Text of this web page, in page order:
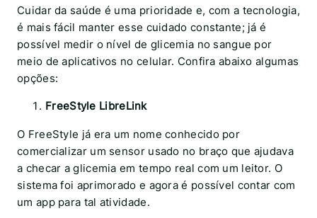
Cuidar da saúde é uma prioridade e, com a tecnologia,
é mais fácil manter esse cuidado constante; já é
possível medir o nível de glicemia no sangue por
meio de aplicativos no celular. Confira abaixo algumas
opções:
FreeStyle LibreLink
O FreeStyle já era um nome conhecido por
comercializar um sensor usado no braço que ajudava
a checar a glicemia em tempo real com um leitor. O
sistema foi aprimorado e agora é possível contar com
um app para tal atividade.